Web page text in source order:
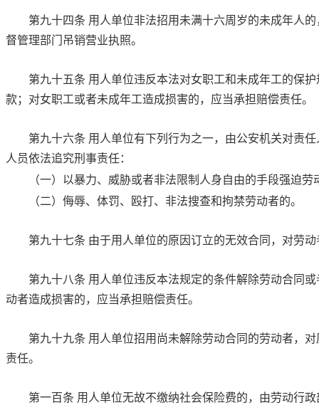
第九十四条 用人单位非法招用未满十六周岁的未成年人
督管理部门吊销营业执照。
第九十五条 用人单位违反本法对女职工和未成年工的保
款；对女职工或者未成年工造成损害的，应当承担赔偿责任。
第九十六条 用人单位有下列行为之一，由公安机关对责
人员依法追究刑事责任：
（一）以暴力、威胁或者非法限制人身自由的手段强迫劳
（二）侮辱、体罚、殴打、非法搜查和拘禁劳动者的。
第九十七条 由于用人单位的原因订立的无效合同，对劳
第九十八条 用人单位违反本法规定的条件解除劳动合同
动者造成损害的，应当承担赔偿责任。
第九十九条 用人单位招用尚未解除劳动合同的劳动者，
责任。
第一百条 用人单位无故不缴纳社会保险费的，由劳动行